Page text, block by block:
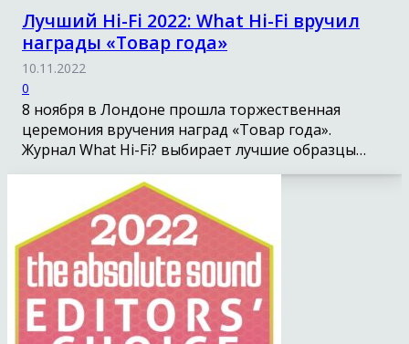
Лучший Hi-Fi 2022: What Hi-Fi вручил
награды «Товар года»
10.11.2022
0
8 ноября в Лондоне прошла торжественная
церемония вручения наград «Товар года».
Журнал What Hi-Fi? выбирает лучшие образцы…